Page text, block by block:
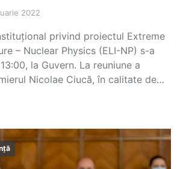
2022
privind proiectul Extreme
– Nuclear Physics (ELI-NP) s-a
la Guvern. La reuniune a
Nicolae Ciucă, în calitate de…